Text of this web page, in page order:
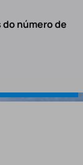
número de